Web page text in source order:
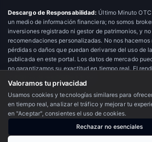
Descargo de Responsabilidad: Último Minuto
un medio de información financiera; no somos
inversiones registrado ni gestor de patrimonios, y
recomendaciones personalizadas. No nos hacemos
pérdidas o daños que puedan derivarse del uso de
publicada en este portal. Los datos de mercado
no garantizamos su exactitud en tiempo real. El
© 2026 Último Minuto OTC Financial Markets.
reservados.
Escudo OTC
Nosotros·Privacidad·Contacto
Valoramos tu privacidad
Usamos cookies y tecnologías similares para
en tiempo real, analizar el tráfico y mejorar tu
en "Aceptar", consientes el uso de cookies.
Rechazar no esenciales